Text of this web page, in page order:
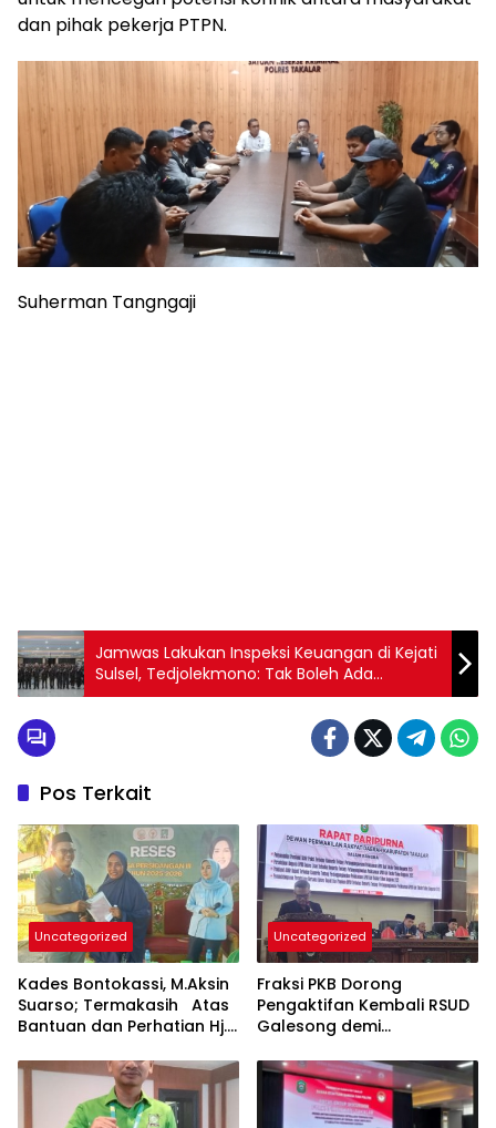
dan pihak pekerja PTPN.
Suherman Tangngaji
Jamwas Lakukan Inspeksi Keuangan di Kejati
Sulsel, Tedjolekmono: Tak Boleh Ada
Anggaran Fiktif
Pos Terkait
Uncategorized
Kades Bontokassi, M.Aksin
Suarso; Termakasih Atas
Bantuan dan Perhatian Hj.
Warganya
Uncategorized
Fraksi PKB Dorong
Pengaktifan Kembali RSUD
Galesong demi
Kesehatan Masyarakat